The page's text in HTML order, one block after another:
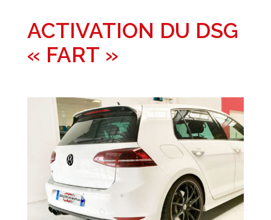
ACTIVATION DU DSG
« FART »